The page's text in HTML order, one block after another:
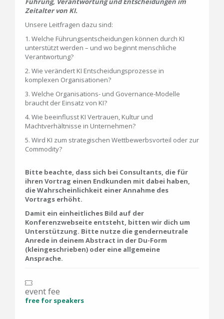
Zeitalter von KI.
Unsere Leitfragen dazu sind:
1. Welche Führungsentscheidungen können durch KI
unterstützt werden – und wo beginnt menschliche
Verantwortung?
2. Wie verändert KI Entscheidungsprozesse in
komplexen Organisationen?
3. Welche Organisations- und Governance-Modelle
braucht der Einsatz von KI?
4. Wie beeinflusst KI Vertrauen, Kultur und
Machtverhältnisse in Unternehmen?
5. Wird KI zum strategischen Wettbewerbsvorteil oder zur
Commodity?
Bitte beachte, dass sich bei Consultants, die für
ihren Vortrag einen Endkunden mit dabei haben,
die Wahrscheinlichkeit einer Annahme des
Vortrags erhöht.
Damit ein einheitliches Bild auf der
Konferenzwebseite entsteht, bitten wir dich um
Unterstützung. Bitte nutze die genderneutrale
Anrede in deinem Abstract in der Du-Form
(kleingeschrieben) oder eine allgemeine
Ansprache.
event fee
free for speakers